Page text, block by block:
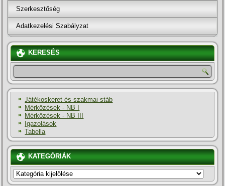
Szerkesztőség
Adatkezelési Szabályzat
KERESÉS
Játékoskeret és szakmai stáb
Mérkőzések - NB I
Mérkőzések - NB III
Igazolások
Tabella
KATEGÓRIÁK
KATEGÓRIÁK